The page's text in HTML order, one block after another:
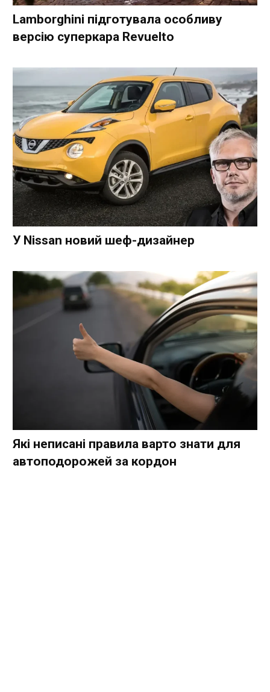
Lamborghini підготувала особливу
версію суперкара Revuelto
У Nissan новий шеф-дизайнер
Які неписані правила варто знати для
автоподорожей за кордон